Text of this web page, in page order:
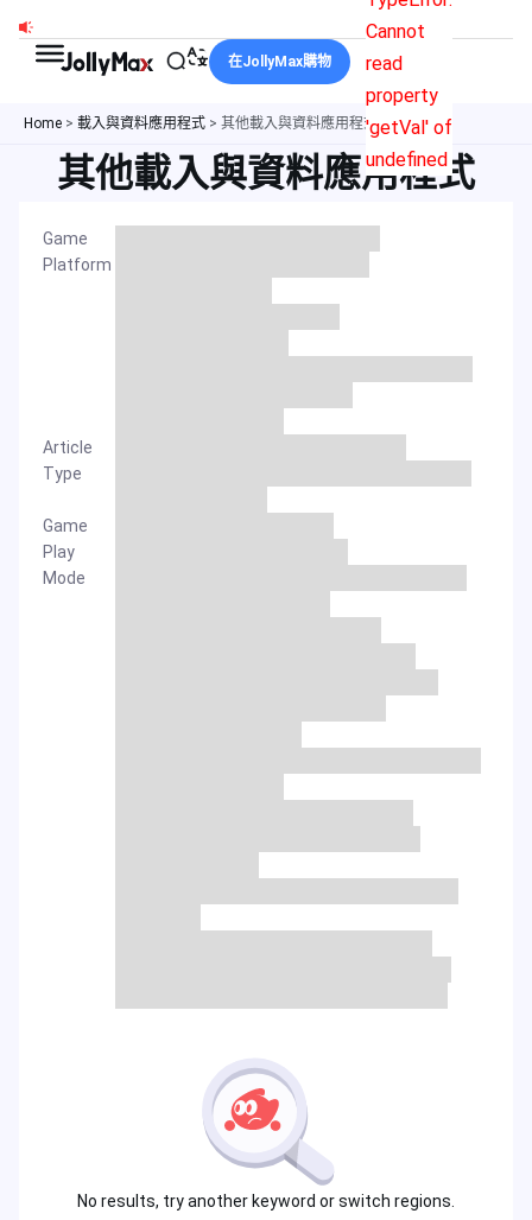
Cannot
read
property
'getVal' of
undefined
在JollyMax購物
Home > 載入與資料應用程式 > 其他載入與資料應用程式
其他載入與資料應用程式
Game
Platform
Article
Type
Game
Play
Mode
No results, try another keyword or switch regions.